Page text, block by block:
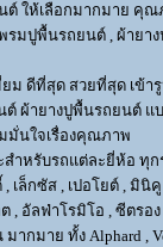
ต์ ให้เลือกมากมาย คุ
รมปูพื้นรถยนต์ , ผ้ายา
ดีที่สุด สวยที่สุด เข้ารู
ายางปูพื้นรถยนต์ แบบ
มั่นใจเรื่องคุณภาพ
ำหรับรถแต่ละยี่ห้อ ทุก
เล็กซัส , เปอโยต์ , มินิ
ต , อัลฟ่าโรมิโอ , ซีตร
มาย ทั้ง Alphard ,